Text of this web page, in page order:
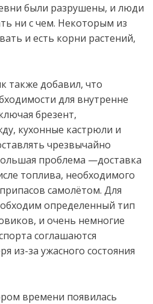
были разрушены, и люди
ни с чем. Некоторым из
и есть корни растений,
также добавил, что
для внутренне
брезент,
кухонные кастрюли и
чрезвычайно
проблема —доставка
топлива, необходимого
самолётом. Для
определенный тип
и очень немногие
соглашаются
из-за ужасного состояния
времени появилась